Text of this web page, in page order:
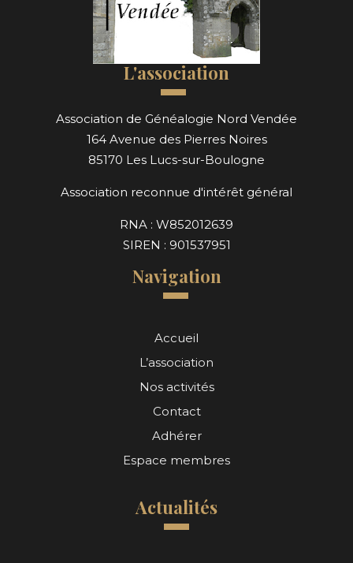
L'association
Association de Généalogie Nord Vendée
164 Avenue des Pierres Noires
85170 Les Lucs-sur-Boulogne
Association reconnue d'intérêt général
RNA : W852012639
SIREN : 901537951
Navigation
Accueil
L’association
Nos activités
Contact
Adhérer
Espace membres
Actualités